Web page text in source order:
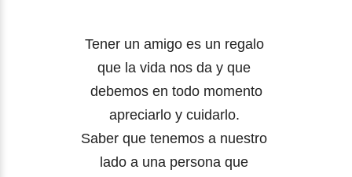
Tener un amigo es un regalo
que la vida nos da y que
debemos en todo momento
apreciarlo y cuidarlo.
Saber que tenemos a nuestro
lado a una persona que